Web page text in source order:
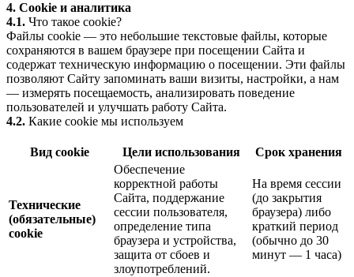
4. Cookie и аналитика
4.1. Что такое cookie?
Файлы cookie — это небольшие текстовые файлы, которые
сохраняются в вашем браузере при посещении Сайта и
содержат техническую информацию о посещении. Эти файлы
позволяют Сайту запоминать ваши визиты, настройки, а нам
— измерять посещаемость, анализировать поведение
пользователей и улучшать работу Сайта.
4.2. Какие cookie мы используем
Вид cookie Цели использования Срок хранения
Технические
(обязательные)
cookie
Обеспечение
корректной работы
Сайта, поддержание
сессии пользователя,
определение типа
браузера и устройства,
защита от сбоев и
злоупотреблений.
На время сессии
(до закрытия
браузера) либо
краткий период
(обычно до 30
минут — 1 часа)